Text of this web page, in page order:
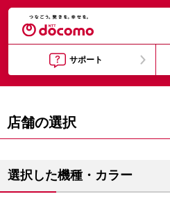
サポート
店舗の選択
選択した機種・カラー